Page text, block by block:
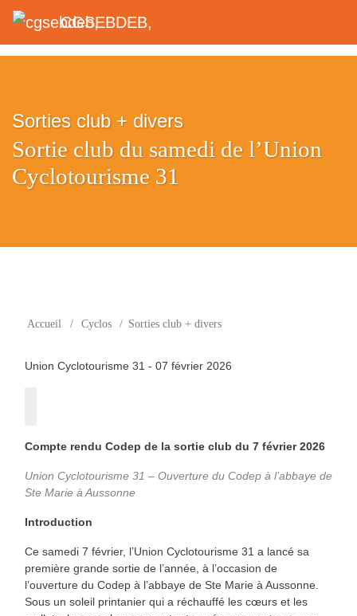
CGSEBDEB,
Sorties club + divers
Sortie club du samedi de l’Union
Cyclotourisme 31
Accueil / Cyclos / Sorties club + divers
Union Cyclotourisme 31 - 07 février 2026
Compte rendu Codep de la sortie club du 7 février 2026
Union Cyclotourisme 31 – Ouverture du Codep à l’abbaye de
Ste Marie à Aussonne
Introduction
Ce samedi 7 février, l’Union Cyclotourisme 31 a lancé sa
première grande sortie de l’année, à l’occasion de
l’ouverture du Codep à l’abbaye de Ste Marie à Aussonne.
Sous un soleil printanier qui a réchauffé les cœurs et les